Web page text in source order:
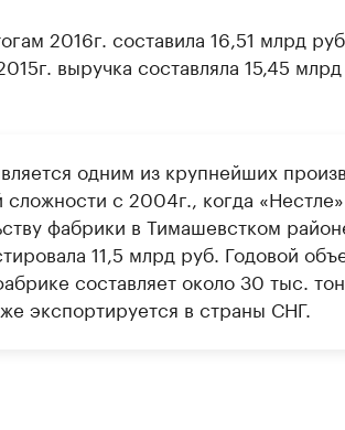
2016г. составила 16,51 млрд
выручка составляла 15,45 млрд
одним из крупнейших
с 2004г., когда «Нестле»
фабрики в Тимашевстком
11,5 млрд руб. Годовой
составляет около 30 тыс.
экспортируется в страны СНГ.